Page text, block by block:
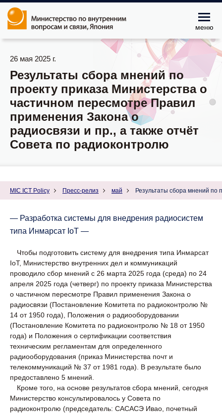
меню
MIC ICT Policy Пресс-релиз май Результаты сбора мнений по
26 мая 2025 г.
Результаты сбора мнений по
проекту приказа Министерства о
частичном пересмотре Правил
применения Закона о
радиосвязи и пр., а также отчёт
Совета по радиоконтролю
― Разработка системы для внедрения радиосистем
типа Инмарсат IoT ―
Чтобы подготовить систему для внедрения типа Инмарсат
IoT, Министерство внутренних дел и коммуникаций
проводило сбор мнений с 26 марта 2025 года (среда) по 24
апреля 2025 года (четверг) по проекту приказа Министерства
о частичном пересмотре Правил применения Закона о
радиосвязи (Постановление Комитета по радиоконтролю №
14 от 1950 года), Положения о радиооборудовании
(Постановление Комитета по радиоконтролю № 18 от 1950
года) и Положения о сертификации соответствия
техническим регламентам для определенного
радиооборудования (приказ Министерства почт и
телекоммуникаций № 37 от 1981 года). В результате было
предоставлено 5 мнений.
Кроме того, на основе результатов сбора мнений, сегодня
Министерство консультировалось у Совета по
радиоконтролю (председатель: САСАСЭ Ивао, почетный